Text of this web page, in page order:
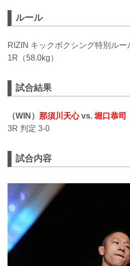
ルール
RIZIN キックボクシング特別ルー
1R（58.0kg）
試合結果
（WIN） 那須川天心vs. 堀口恭司
3R 判定 3-0
試合内容